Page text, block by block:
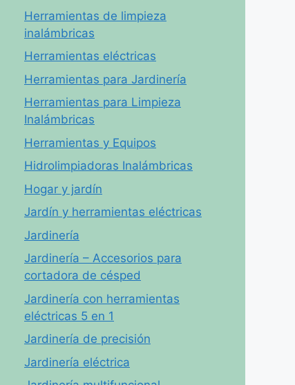
Herramientas de limpieza
inalámbricas
Herramientas eléctricas
Herramientas para Jardinería
Herramientas para Limpieza
Inalámbricas
Herramientas y Equipos
Hidrolimpiadoras Inalámbricas
Hogar y jardín
Jardín y herramientas eléctricas
Jardinería
Jardinería – Accesorios para
cortadora de césped
Jardinería con herramientas
eléctricas 5 en 1
Jardinería de precisión
Jardinería eléctrica